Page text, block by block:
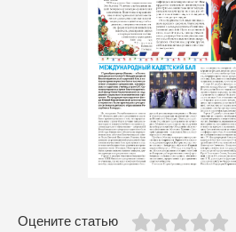
Оцените статью